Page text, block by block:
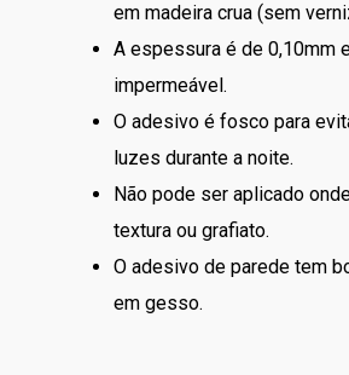
em madeira crua (sem
A espessura é de 0,10mm
impermeável.
O adesivo é fosco para
luzes durante a noite.
Não pode ser aplicado
textura ou grafiato.
O adesivo de parede tem
em gesso.